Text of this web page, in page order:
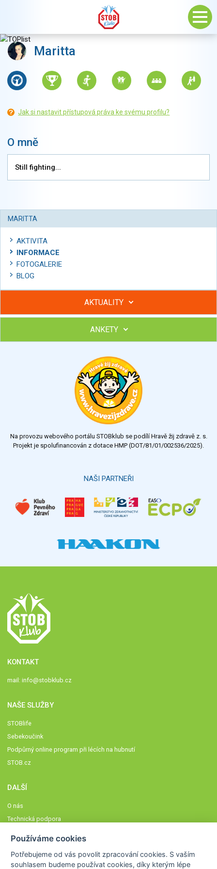
Maritta
Jak si nastavit přístupová práva ke svému profilu?
O mně
Still fighting...
MARITTA
AKTIVITA
INFORMACE
FOTOGALERIE
BLOG
AKTUALITY
Hubněte s podporou lektorky a skupiny v kurzech STOBu
Chcete poradit s hubnutím? Najděte si odborníka STOBu ve
ANKETY
Výsledky Všechny ankety
Na provozu webového portálu STOBklub se podílí Hravě žij zdravě z. s.
Projekt je spolufinancován z dotace HMP (DOT/81/01/002536/2025).
NAŠI PARTNEŘI
KONTAKT
mail: info@stobklub.cz
NAŠE SLUŽBY
STOBlife
Sebekoučink
Podpůrný online program při lécích na hubnutí
STOB.cz
DALŠÍ
O nás
Technická podpora
Členové STOBklubu
Používáme cookies
Potřebujeme od vás povolit zpracování cookies. S vaším
souhlasem budeme používat cookies, díky kterým lépe